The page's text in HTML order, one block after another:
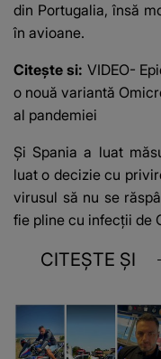
din Portugalia, însă
în avioane.
Citește si: VIDEO-
o nouă variantă
al pandemiei
Și Spania a luat
luat o decizie cu
virusul să nu se
fie pline cu infecții de
CITEȘTE ȘI